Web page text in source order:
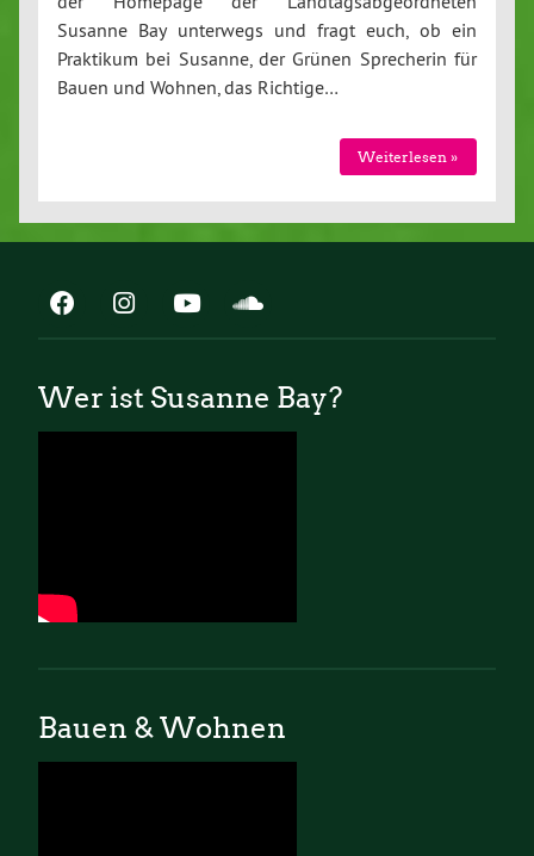
Susanne Bay unterwegs und fragt euch, ob ein
Praktikum bei Susanne, der Grünen Sprecherin für
Bauen und Wohnen, das Richtige…
Weiterlesen »
Wer ist Susanne Bay?
Bauen & Wohnen